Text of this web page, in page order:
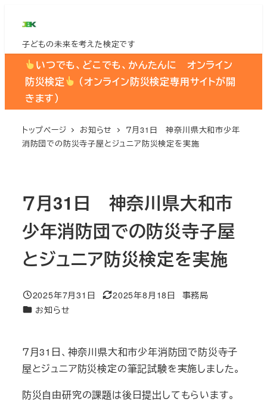
ン
子どもの未来を考えた検定です
いつでも、どこでも、かんたんに オンライン
防災検定
（オンライン防災検定専用サイトが開
きます）
トップページ お知らせ
７月31日 神奈川県大和市少年
消防団での防災寺子屋とジュニア防災検定を実施
７月31日 神奈川県大和市
少年消防団での防災寺子屋
とジュニア防災検定を実施
投稿日
2025年7月31日
更新日
2025年8月18日
著
事務局
カテゴリー
お知らせ
７月31日、神奈川県大和市少年消防団で防災寺子
屋とジュニア防災検定の筆記試験を実施しました。
防災自由研究の課題は後日提出してもらいます。